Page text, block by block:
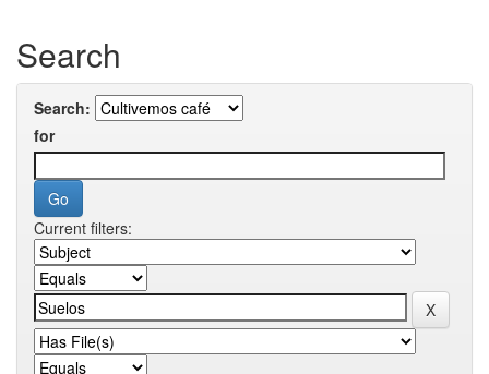
Search
Search:
for
Current filters: